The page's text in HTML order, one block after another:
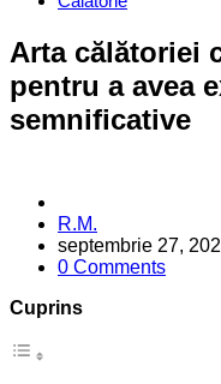
Arta călătoriei
pentru a avea
semnificative
Posted
by
R.M.
septembrie 27,
0 Comments
Cuprins